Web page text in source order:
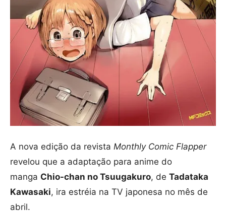
A nova edição da revista Monthly Comic Flapper
revelou que a adaptação para anime do
manga Chio-chan no Tsuugakuro, de Tadataka
Kawasaki, ira estréia na TV japonesa no mês de
abril.